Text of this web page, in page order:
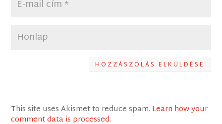
HOZZÁSZÓLÁS ELKÜLDÉSE
This site uses Akismet to reduce spam. Learn how your
comment data is processed.